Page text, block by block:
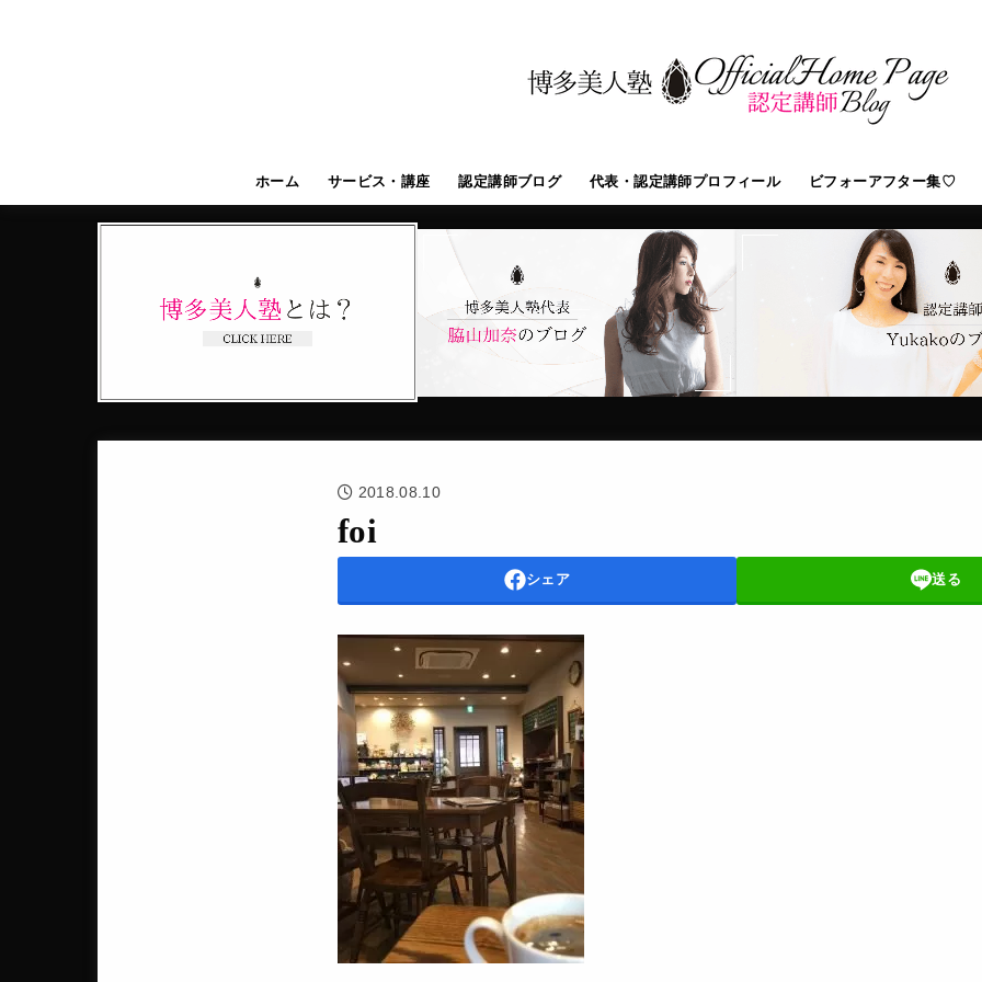
ホーム サービス・講座 認定講師ブログ 代表・認定講師プロフィール ビフォーアフター集♡
2018.08.10
foi
シェア 送る